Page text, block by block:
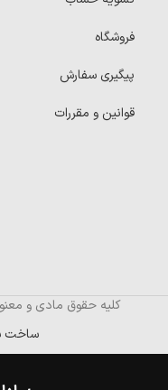
فروشگاه
پیگیری سفارش
قوانین و مقررات
کلیه حقوق مادی و
ساخت